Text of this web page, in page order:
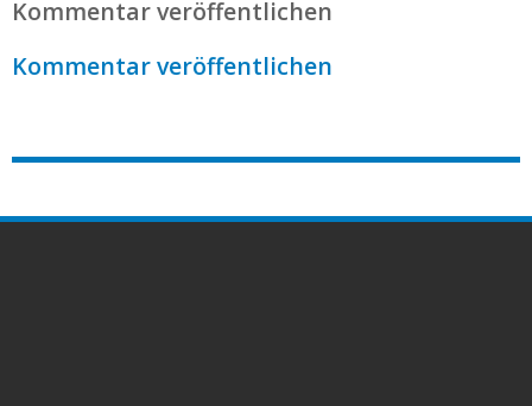
Kommentar veröffentlichen
Kommentar veröffentlichen